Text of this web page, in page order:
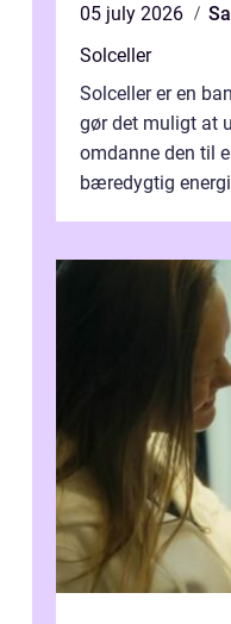
05 july 2026
Solceller
Solceller er en
gør det muligt at
omdanne den til
bæredygtig